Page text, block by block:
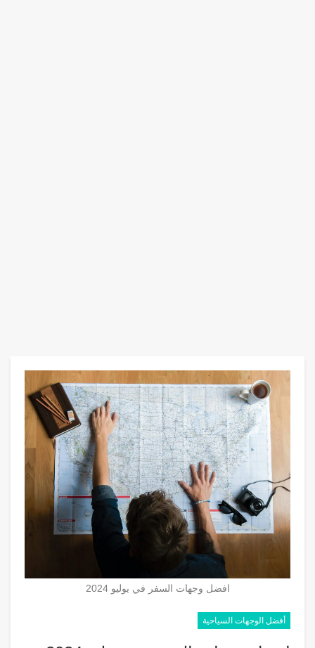
افضل وجهات السفر في يوليو 2024
أفضل الوجهات السياحية